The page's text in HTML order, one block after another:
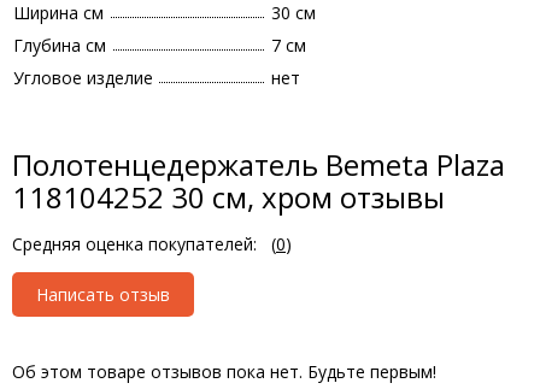
Ширина см
30 см
Глубина см
7 см
Угловое изделие
нет
Полотенцедержатель Bemeta Plaza
118104252 30 см, хром отзывы
Средняя оценка покупателей: (0)
Написать отзыв
Об этом товаре отзывов пока нет. Будьте первым!